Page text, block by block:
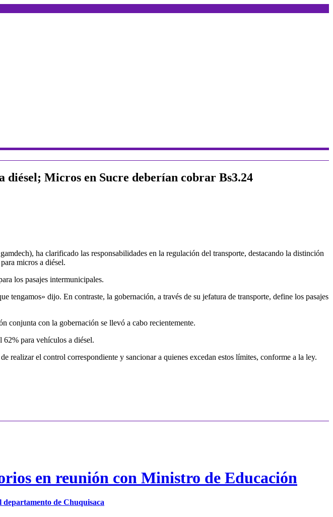
Micros en Sucre deberían cobrar Bs3.24
ha clarificado las responsabilidades en la regulación del transporte, destacando la distinción
micros a diésel.
los pasajes intermunicipales.
dijo. En contraste, la gobernación, a través de su jefatura de transporte, define los pasajes
conjunta con la gobernación se llevó a cabo recientemente.
62% para vehículos a diésel.
el control correspondiente y sancionar a quienes excedan estos límites, conforme a la ley.
en reunión con Ministro de Educación
de Chuquisaca